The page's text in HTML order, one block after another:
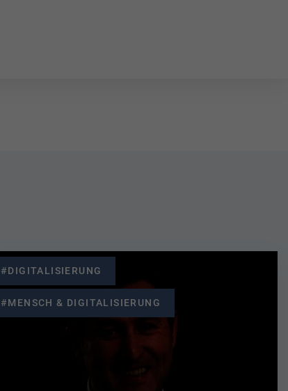
#DIGITALISIERUNG
#MENSCH & DIGITALISIERUNG